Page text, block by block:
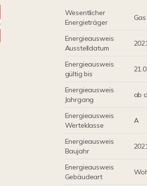
Wesentlicher
Energieträger
Gas
Energieausweis
Ausstelldatum
Energieausweis
gültig bis
Energieausweis
Jahrgang
ab
Energieausweis
Werteklasse
A
Energieausweis
Baujahr
Energieausweis
Gebäudeart